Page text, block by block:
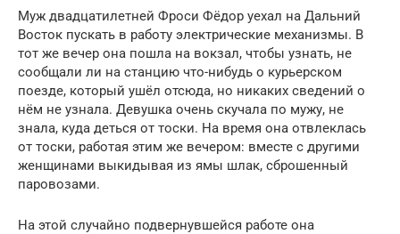
Муж двадцатилетней Фроси Фёдор уехал на Дальний
Восток пускать в работу электрические механизмы. В
тот же вечер она пошла на вокзал, чтобы узнать, не
сообщали ли на станцию что-нибудь о курьерском
поезде, который ушёл отсюда, но никаких сведений о
нём не узнала. Девушка очень скучала по мужу, не
знала, куда деться от тоски. На время она отвлеклась
от тоски, работая этим же вечером: вместе с другими
женщинами выкидывая из ямы шлак, сброшенный
паровозами.
На этой случайно подвернувшейся работе она